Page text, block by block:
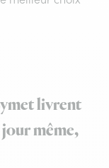
livrent
même,